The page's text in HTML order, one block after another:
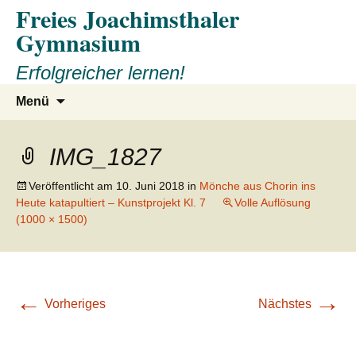
Freies Joachimsthaler
Gymnasium
Erfolgreicher lernen!
Menü
IMG_1827
Veröffentlicht am 10. Juni 2018 in Mönche aus Chorin ins
Heute katapultiert – Kunstprojekt Kl. 7
Volle Auflösung
(1000 × 1500)
← Vorheriges Nächstes →